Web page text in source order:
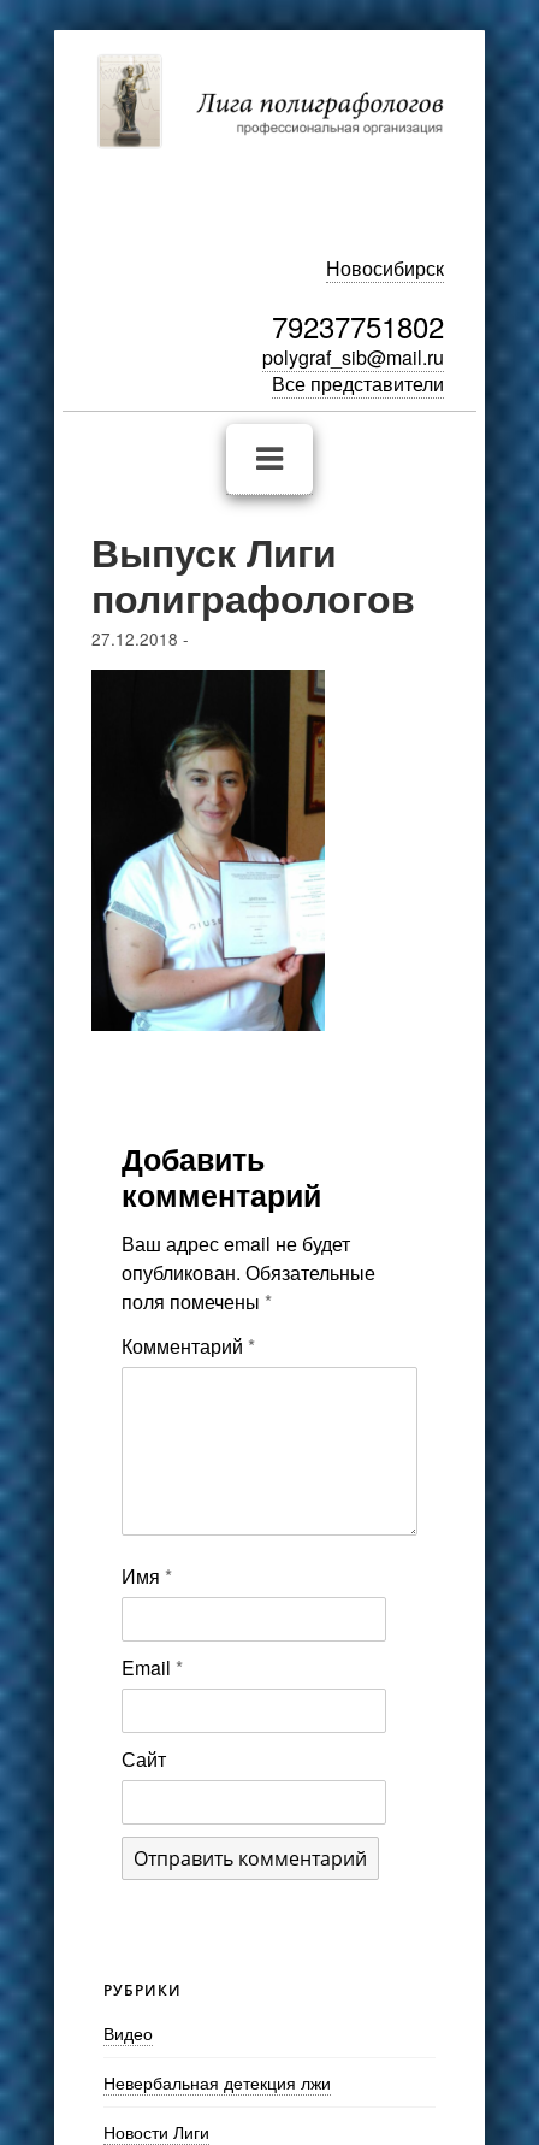
Новосибирск
79237751802
polygraf_sib@mail.ru
Все представители
Выпуск Лиги
полиграфологов
27.12.2018 -
Добавить
комментарий
Ваш адрес email не будет
опубликован. Обязательные
поля помечены *
Комментарий *
Имя *
Email *
Сайт
РУБРИКИ
Видео
Невербальная детекция лжи
Новости Лиги